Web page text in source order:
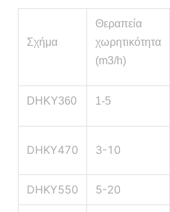
Σχήμα
Θεραπεία
χωρητικότητα
(m3/h)
DHKY360 1-5
DHKY470 3-10
DHKY550 5-20